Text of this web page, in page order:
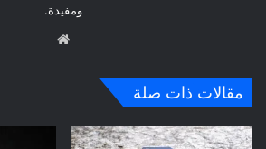
ومفيدة.
مقالات ذات صلة